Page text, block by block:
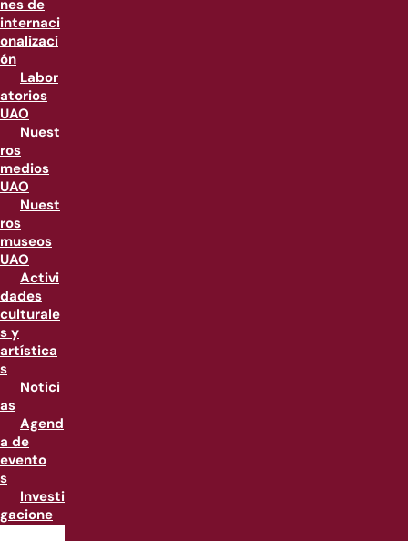
nes de
internaci
onalizaci
ón
Labor
atorios
UAO
Nuest
ros
medios
UAO
Nuest
ros
museos
UAO
Activi
dades
culturale
s y
artística
s
Notici
as
Agend
a de
evento
s
Investi
gacione